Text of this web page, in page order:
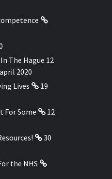
The Hague 12
2020
Lives
19
For Some
12
30
the NHS